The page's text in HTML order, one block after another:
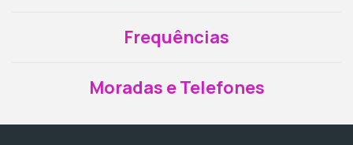
Frequências
Moradas e Telefones